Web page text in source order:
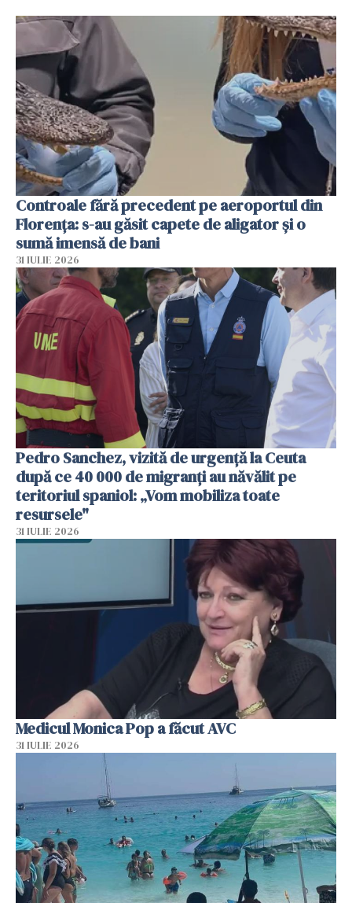
Controale fără precedent pe aeroportul din
Florența: s-au găsit capete de aligator și o
sumă imensă de bani
31 IULIE 2026
Pedro Sanchez, vizită de urgență la Ceuta
după ce 40 000 de migranți au năvălit pe
teritoriul spaniol: „Vom mobiliza toate
resursele"
31 IULIE 2026
Medicul Monica Pop a făcut AVC
31 IULIE 2026